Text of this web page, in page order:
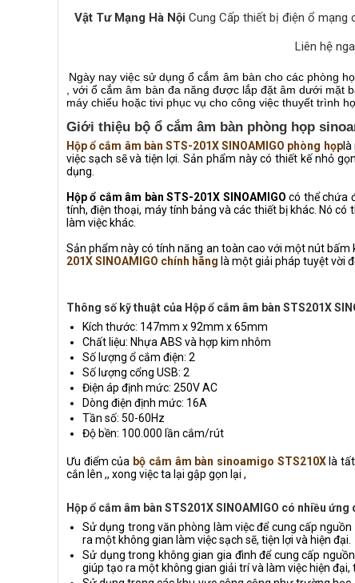
Vật Tư Mạng Hà Nội Cung Cấp thiết bị điện ổ
Liên hệ
Ngày nay việc sử dụng ổ cắm âm bàn cho các phòng
, với ổ cắm âm bàn đa năng được lắp đặt âm dưới
máy chiếu hoặc tivi phục vụ cho công việc thuyết trình
Giới thiệu bộ ổ cắm âm bàn phòng họp
Hộp ổ cắm âm bàn STS-201X SINOAMIGO phòng họplà
việc sạch sẽ và tiện lợi. Sản phẩm này có thiết kế nhỏ
dụng.
Hộp ổ cắm âm bàn STS-201X SINOAMIGO có thể chứa
tính, điện thoại, máy tính bảng và các thiết bị khác. Nó
làm việc khác.
Sản phẩm này có tính năng an toàn cao với một nút
201X SINOAMIGO chính hãng là một giải pháp tuyệt vời
Thông số kỹ thuật của Hộp ổ cắm âm bàn STS201X
Kích thước: 147mm x 92mm x 65mm
Chất liệu: Nhựa ABS và hợp kim nhôm
Số lượng ổ cắm điện: 2
Số lượng cổng USB: 2
Điện áp định mức: 250V AC
Dòng điện định mức: 16A
Tần số: 50-60Hz
Độ bền: 100.000 lần cắm/rút
Ưu điểm của bộ cắm âm bàn sinoamigo STS210Xlà tất
cắn lên ,, xong việc ta lại gập gọn lại ,
Hộp ổ cắm âm bàn STS201X SINOAMIGO có nhiều
Sử dụng trong văn phòng làm việc để cung cấp
ra một không gian làm việc sạch sẽ, tiện lợi và hiện đại.
Sử dụng trong không gian gia đình để cung cấp
giúp tạo ra một không gian giải trí và làm việc hiện đại,